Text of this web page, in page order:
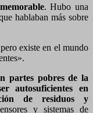
. Hubo una
hablaban más sobre
existe en el mundo
partes pobres de la
autosuficientes en
de residuos y
y sistemas de